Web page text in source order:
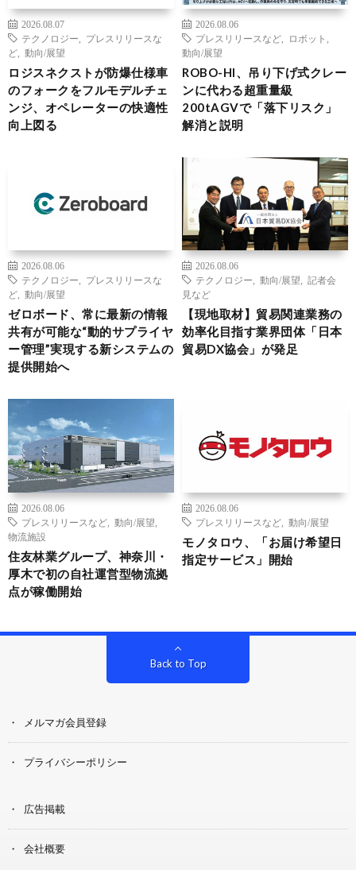
2026.08.07
テクノロジー
プレスリリースな
ど
動向/展望
ロジスネクストが防爆仕様車
のフォークをフルモデルチェ
ンジ、オペレーターの快適性
向上図る
2026.08.06
プレスリリースなど
ロボット
動向/展望
ROBO-HI、吊り下げ式クレー
ンに代わる超重量級
200tAGVで「落下リスク」
解消と説明
2026.08.06
テクノロジー
プレスリリースな
ど
動向/展望
ゼロボード、常に最新の情報
共有が可能な“動的サプライヤ
ー管理”実現する新システムの
提供開始へ
2026.08.06
テクノロジー
動向/展望
記者会
見など
【現地取材】貿易関連業務の
効率化目指す業界団体「日本
貿易DX協会」が発足
2026.08.06
プレスリリースなど
動向/展望
物流施設
住友林業グループ、神奈川・
厚木で初の自社運営型物流拠
点が稼働開始
2026.08.06
プレスリリースなど
動向/展望
モノタロウ、「お届け希望日
指定サービス」開始
Back to Top
メルマガ会員登録
プライバシーポリシー
広告掲載
会社概要